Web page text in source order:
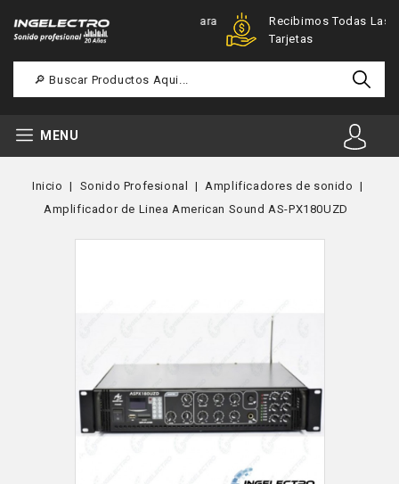
Ofertas Especiales Para
Registrados
Recibimos Todas Las
Tarjetas
MENU
Inicio Sonido Profesional
Amplificadores de sonido
Amplificador de Linea American Sound AS-PX180UZD